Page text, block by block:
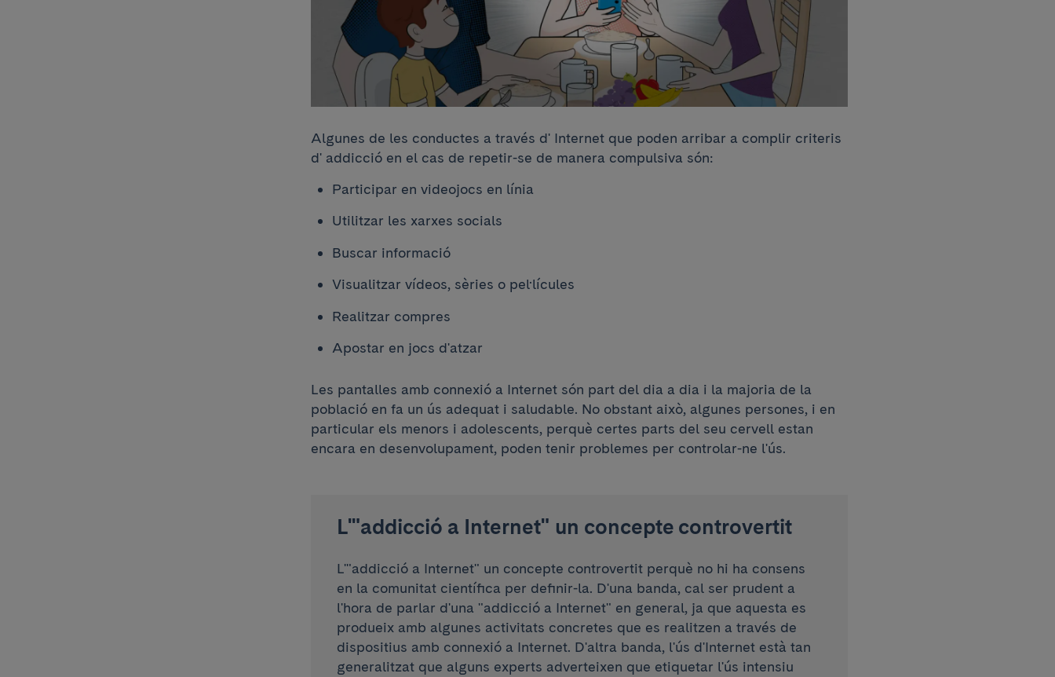
Algunes de les conductes a través d' Internet que poden arribar a complir criteris
d' addicció en el cas de repetir-se de manera compulsiva són:
Participar en videojocs en línia
Utilitzar les xarxes socials
Buscar informació
Visualitzar vídeos, sèries o pel·lícules
Realitzar compres
Apostar en jocs d'atzar
Les pantalles amb connexió a Internet són part del dia a dia i la majoria de la
població en fa un ús adequat i saludable. No obstant això, algunes persones, i en
particular els menors i adolescents, perquè certes parts del seu cervell estan
encara en desenvolupament, poden tenir problemes per controlar-ne l'ús.
L'"addicció a Internet" un concepte controvertit
L'"addicció a Internet" un concepte controvertit perquè no hi ha consens
en la comunitat científica per definir-la. D'una banda, cal ser prudent a
l'hora de parlar d'una "addicció a Internet" en general, ja que aquesta es
produeix amb algunes activitats concretes que es realitzen a través de
dispositius amb connexió a Internet. D'altra banda, l'ús d'Internet està tan
generalitzat que alguns experts adverteixen que etiquetar l'ús intensiu